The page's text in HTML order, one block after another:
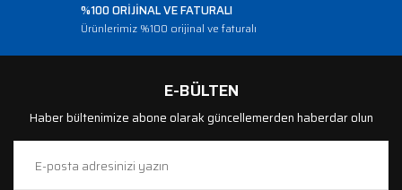
%100 ORİJİNAL VE FATURALI
Ürünlerimiz %100 orijinal ve faturalı
E-BÜLTEN
Haber bültenimize abone olarak güncellemerden haberdar olun